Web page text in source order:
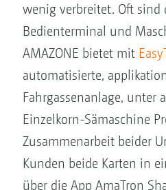
wenig verbreitet. Oft sind
Bedienterminal und
AMAZONE bietet mit
automatisierte,
Fahrgassenanlage, unter
Einzelkorn-Sämaschine
Zusammenarbeit beider
Kunden beide Karten in
über die App AmaTron